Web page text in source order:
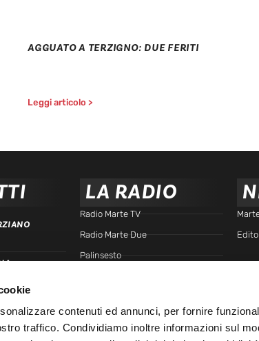
contenuti ed annunci, per fornire
traffico. Condividiamo inoltre informazioni sul
AGGUATO A TERZIGNO: DUE FERITI
Leggi articolo >
LA RADIO
Radio Marte TV
Radio Marte Due
Palinsesto
Podcast - Brain Station